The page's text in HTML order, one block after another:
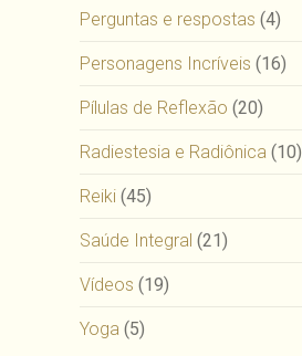
Perguntas e respostas (4)
Personagens Incríveis (16)
Pílulas de Reflexão (20)
Radiestesia e Radiônica (10)
Reiki (45)
Saúde Integral (21)
Vídeos (19)
Yoga (5)